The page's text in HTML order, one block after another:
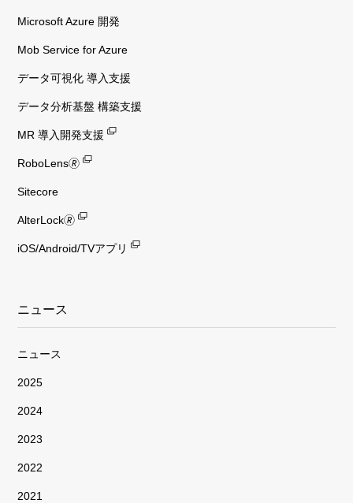
Microsoft Azure 開発
Mob Service for Azure
データ可視化 導入支援
データ分析基盤 構築支援
MR 導入開発支援
RoboLens🄬
Sitecore
AlterLock🄬
iOS/Android/TVアプリ
ニュース
ニュース
2025
2024
2023
2022
2021